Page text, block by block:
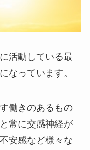
活動している最
なっています。
働きのあるもの
常に交感神経が
安感など様々な